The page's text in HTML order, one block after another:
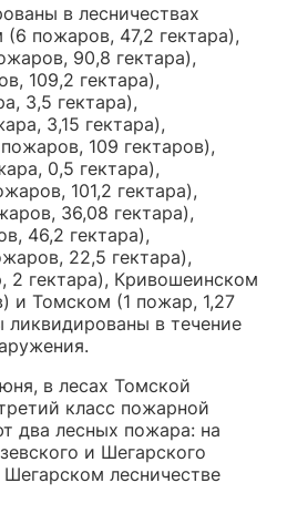
в лесничествах
пожаров, 47,2 гектара),
90,8 гектара),
109,2 гектара),
3,5 гектара),
3,15 гектара),
109 гектаров),
0,5 гектара),
101,2 гектара),
36,08 гектара),
46,2 гектара),
22,5 гектара),
2 гектара), Кривошеинском
и Томском (1 пожар, 1,27
ликвидированы в течение
в лесах Томской
класс пожарной
два лесных пожара: на
и Шегарского
лесничестве